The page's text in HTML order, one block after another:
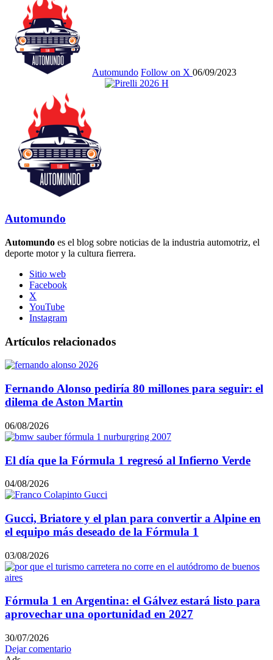
Automundo Follow on X 06/09/2023
Automundo
Automundo es el blog sobre noticias de la industria automotriz, el
deporte motor y la cultura fierrera.
Sitio web
Facebook
X
YouTube
Instagram
Artículos relacionados
Fernando Alonso pediría 80 millones para seguir: el
dilema de Aston Martin
06/08/2026
El día que la Fórmula 1 regresó al Infierno Verde
04/08/2026
Gucci, Briatore y el plan para convertir a Alpine en
el equipo más deseado de la Fórmula 1
03/08/2026
Fórmula 1 en Argentina: el Gálvez estará listo para
aprovechar una oportunidad en 2027
30/07/2026
Dejar comentario